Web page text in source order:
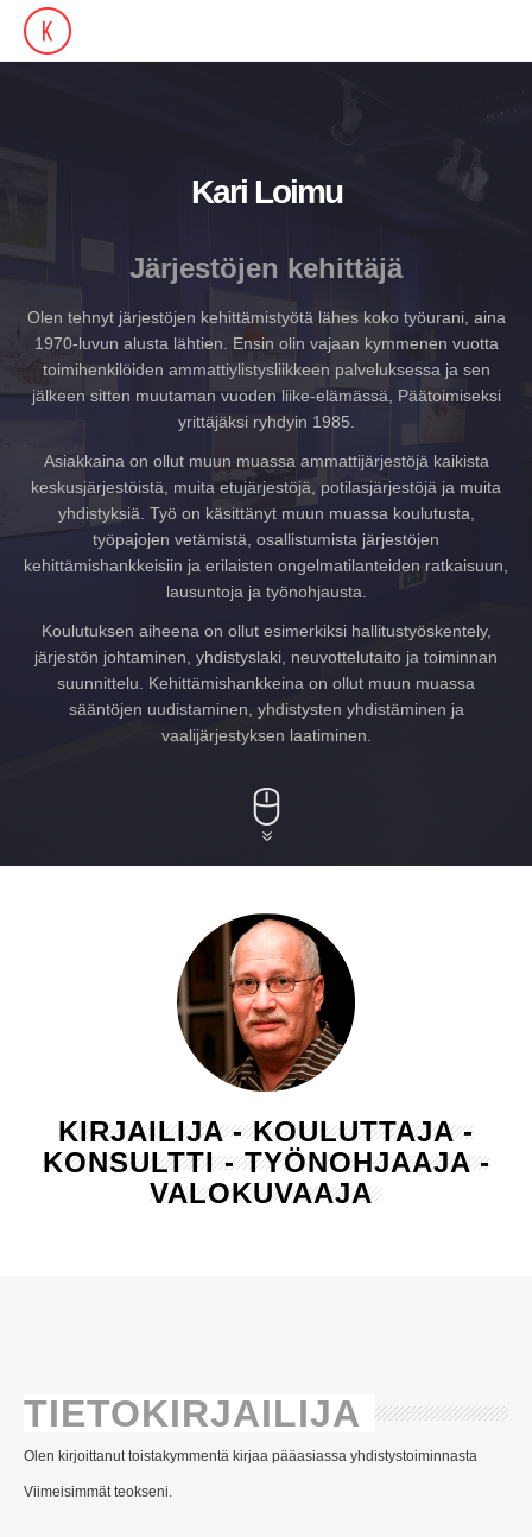
Kari Loimu
Järjestöjen kehittäjä
Olen tehnyt järjestöjen kehittämistyötä lähes koko työurani, aina
1970-luvun alusta lähtien. Ensin olin vajaan kymmenen vuotta
toimihenkilöiden ammattiylistysliikkeen palveluksessa ja sen
jälkeen sitten muutaman vuoden liike-elämässä, Päätoimiseksi
yrittäjäksi ryhdyin 1985.
Asiakkaina on ollut muun muassa ammattijärjestöjä kaikista
keskusjärjestöistä, muita etujärjestöjä, potilasjärjestöjä ja muita
yhdistyksiä. Työ on käsittänyt muun muassa koulutusta,
työpajojen vetämistä, osallistumista järjestöjen
kehittämishankkeisiin ja erilaisten ongelmatilanteiden ratkaisuun,
lausuntoja ja työnohjausta.
Koulutuksen aiheena on ollut esimerkiksi hallitustyöskentely,
järjestön johtaminen, yhdistyslaki, neuvottelutaito ja toiminnan
suunnittelu. Kehittämishankkeina on ollut muun muassa
sääntöjen uudistaminen, yhdistysten yhdistäminen ja
vaalijärjestyksen laatiminen.
KIRJAILIJA - KOULUTTAJA -
KONSULTTI - TYÖNOHJAAJA -
VALOKUVAAJA
TIETOKIRJAILIJA
Olen kirjoittanut toistakymmentä kirjaa pääasiassa yhdistystoiminnasta
Viimeisimmät teokseni.